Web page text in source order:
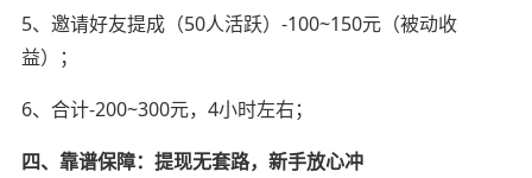
5、邀请好友提成（50人活跃）-100~150元（被动收
益）；
6、合计-200~300元，4小时左右；
四、靠谱保障：提现无套路，新手放心冲